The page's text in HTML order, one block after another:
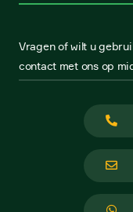
Vragen of wilt u
contact met ons op